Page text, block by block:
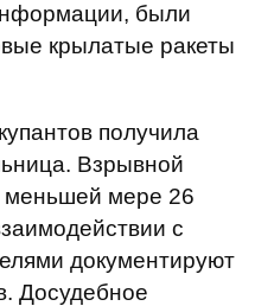
были
крылатые ракеты
получила
Взрывной
меньшей мере 26
с
документируют
Досудебное